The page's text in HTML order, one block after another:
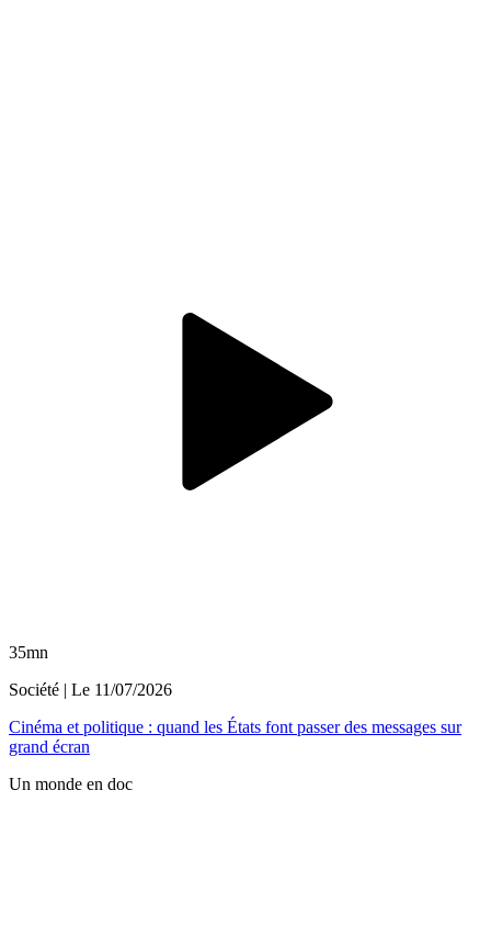
35mn
Société | Le 11/07/2026
Cinéma et politique : quand les États font passer des messages sur
grand écran
Un monde en doc